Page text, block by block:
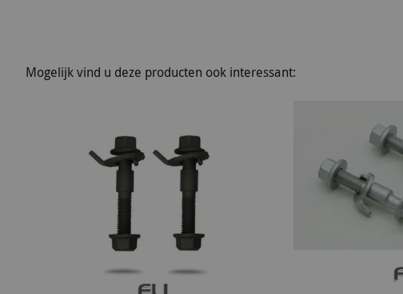
Mogelijk vind u deze producten ook interessant: